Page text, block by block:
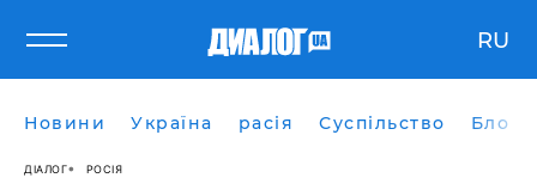
RU
Новини Україна расія Суспільство Блоги
ДІАЛОГ РОСІЯ